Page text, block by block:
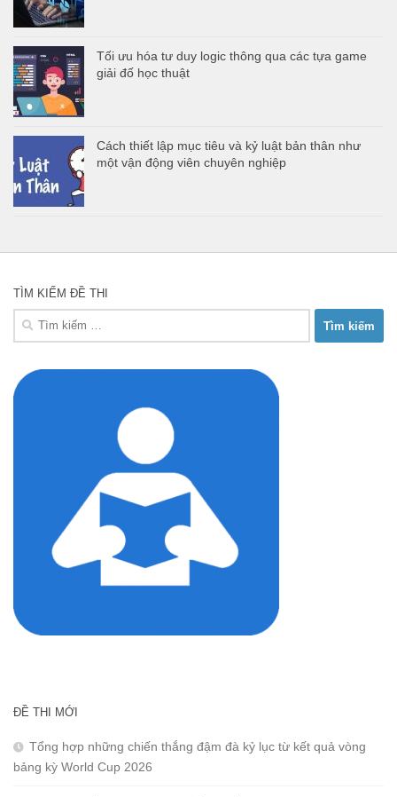
Tối ưu hóa tư duy logic thông qua các tựa game
giải đố học thuật
Cách thiết lập mục tiêu và kỷ luật bản thân như
một vận động viên chuyên nghiệp
TÌM KIẾM ĐỀ THI
Tìm
ĐỀ THI MỚI
Tổng hợp những chiến thắng đậm đà kỷ lục từ kết quả vòng
bảng kỳ World Cup 2026